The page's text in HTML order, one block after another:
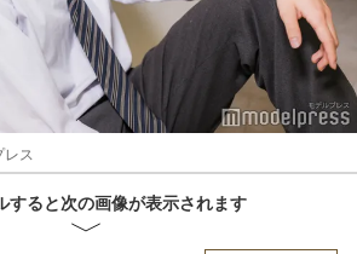
ス
すると次の画像が表示されます